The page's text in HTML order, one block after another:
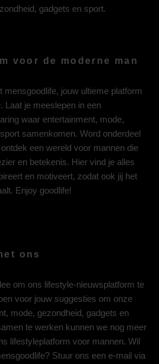
gadgets en sport.
voor de moderne man
mensgoodlife, jouw ultieme platform
Laat je meeslepen in een
waar entertainment, mode,
samenkomen. Word onderdeel
een wereld voor mannen die
en betekenis. Hier vind je alles
en motiveert, zodat ook jij het
Enjoy goodlife!
ons
om ons lifestyle-nieuwsplatform te
voor jouw suggesties om onze
mode, gezondheid, gadgets en
te werken kunnen we nog meer
lifestyleplatform voor mannen. Wil
Stuur ons een e-mail via